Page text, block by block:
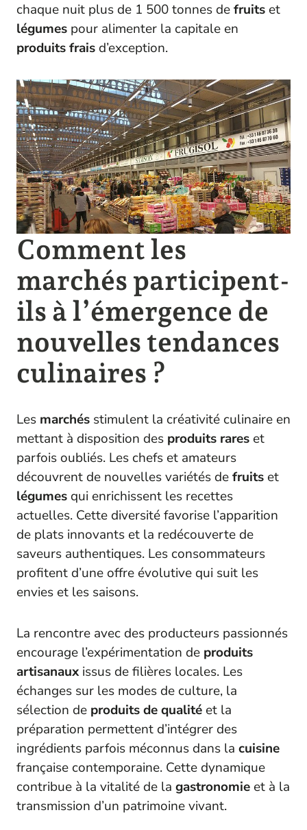
chaque nuit plus de 1 500 tonnes defruits et
légumes pour alimenter la capitale en
produits frais d’exception.
Comment les
marchés participent-
ils à l’émergence de
nouvelles tendances
culinaires ?
Les marchés stimulent la créativité culinaire en
mettant à disposition des produits rares et
parfois oubliés. Les chefs et amateurs
découvrent de nouvelles variétés defruits et
légumes qui enrichissent les recettes
actuelles. Cette diversité favorise l’apparition
de plats innovants et la redécouverte de
saveurs authentiques. Les consommateurs
profitent d’une offre évolutive qui suit les
envies et les saisons.
La rencontre avec des producteurs passionnés
encourage l’expérimentation de produits
artisanauxissus de filières locales. Les
échanges sur les modes de culture, la
sélection de produits de qualité et la
préparation permettent d’intégrer des
ingrédients parfois méconnus dans la cuisine
française contemporaine. Cette dynamique
contribue à la vitalité de la gastronomie et à la
transmission d’un patrimoine vivant.